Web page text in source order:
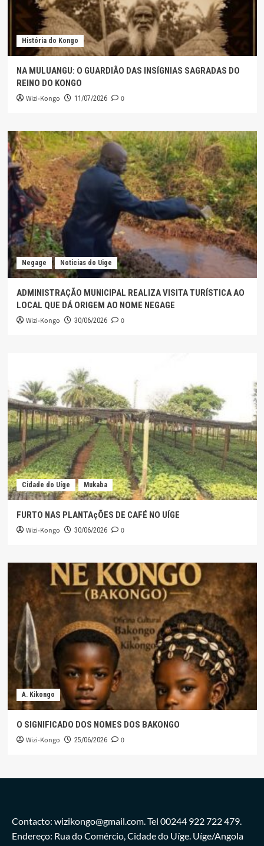
História do Kongo
NA MULUANGU: O GUARDIÃO DAS INSÍGNIAS SAGRADAS DO
REINO DO KONGO
Wizi-Kongo 11/07/2026 0
Negage Noticias do Uige
ADMINISTRAÇÃO MUNICIPAL REALIZA VISITA TURÍSTICA AO
LOCAL QUE DÁ ORIGEM AO NOME NEGAGE
Wizi-Kongo 30/06/2026 0
Cidade do Uíge Mukaba
FURTO NAS PLANTAçÕES DE CAFÉ NO UÍGE
Wizi-Kongo 30/06/2026 0
A. Kikongo
O SIGNIFICADO DOS NOMES DOS BAKONGO
Wizi-Kongo 25/06/2026 0
Contacto: wizikongo@gmail.com. Tel 00244 922 722 479.
Endereço: Rua do Comércio, Cidade do Uíge. Uíge/Angola